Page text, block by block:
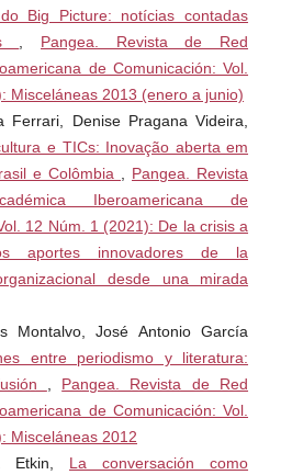
Pintado Blanco, T. (2010). Nuevas
Madrid: Esic.
Big Picture: notícias contadas
Pangea. Revista de Red
de Comunicación: Vol.
Misceláneas 2013 (enero a junio)
Ferrari, Denise Pragana Videira,
e TICs: Inovação aberta em
e Colômbia
Pangea. Revista
Iberoamericana de
12 Núm. 1 (2021): De la crisis a
aportes innovadores de la
desde una mirada
Montalvo, José Antonio García
entre periodismo y literatura:
Pangea. Revista de Red
de Comunicación: Vol.
Misceláneas 2012
Etkin, La conversación como